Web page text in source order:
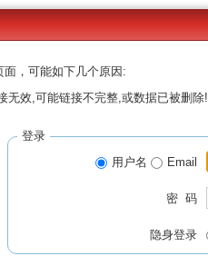
，可能如下几个原因:
无效,可能链接不完整,或数据已被删除!
登录
用户名
Email
密 码
隐身登录